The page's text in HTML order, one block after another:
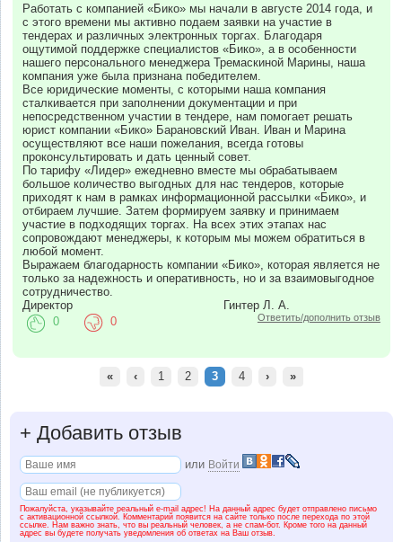
Работать с компанией «Бико» мы начали в августе 2014 года, и
с этого времени мы активно подаем заявки на участие в
тендерах и различных электронных торгах. Благодаря
ощутимой поддержке специалистов «Бико», а в особенности
нашего персонального менеджера Тремаскиной Марины, наша
компания уже была признана победителем.
Все юридические моменты, с которыми наша компания
сталкивается при заполнении документации и при
непосредственном участии в тендере, нам помогает решать
юрист компании «Бико» Барановский Иван. Иван и Марина
осуществляют все наши пожелания, всегда готовы
проконсультировать и дать ценный совет.
По тарифу «Лидер» ежедневно вместе мы обрабатываем
большое количество выгодных для нас тендеров, которые
приходят к нам в рамках информационной рассылки «Бико», и
отбираем лучшие. Затем формируем заявку и принимаем
участие в подходящих торгах. На всех этих этапах нас
сопровождают менеджеры, к которым мы можем обратиться в
любой момент.
Выражаем благодарность компании «Бико», которая является не
только за надежность и оперативность, но и за взаимовыгодное
сотрудничество.
Директор Гинтер Л. А.
Ответить/дополнить отзыв
0 0
« ‹ 1 2 3 4 › »
+ Добавить отзыв
или Войти
Пожалуйста, указывайте реальный e-mail адрес! На данный адрес будет отправлено письмо
с активационной ссылкой. Комментарий появится на сайте только после перехода по этой
ссылке. Нам важно знать, что вы реальный человек, а не спам-бот. Кроме того на данный
адрес вы будете получать уведомления об ответах на Ваш отзыв.